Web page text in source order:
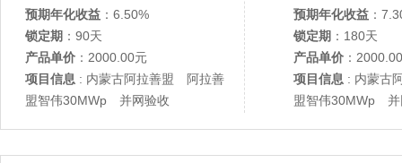
预期年化收益 ：6.50%
锁定期 ：90天
产品单价 ：2000.00元
项目信息 : 内蒙古阿拉善盟 阿拉善
盟智伟30MWp 并网验收
预期年化收益 ：
锁定期 ：180天
产品单价 ：
项目信息 : 内蒙古
盟智伟30MWp 并